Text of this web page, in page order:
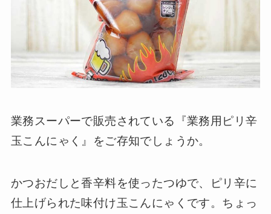
業務スーパーで販売されている『業務用ピリ辛
玉こんにゃく』をご存知でしょうか。
かつおだしと香辛料を使ったつゆで、ピリ辛に
仕上げられた味付け玉こんにゃくです。ちょっ